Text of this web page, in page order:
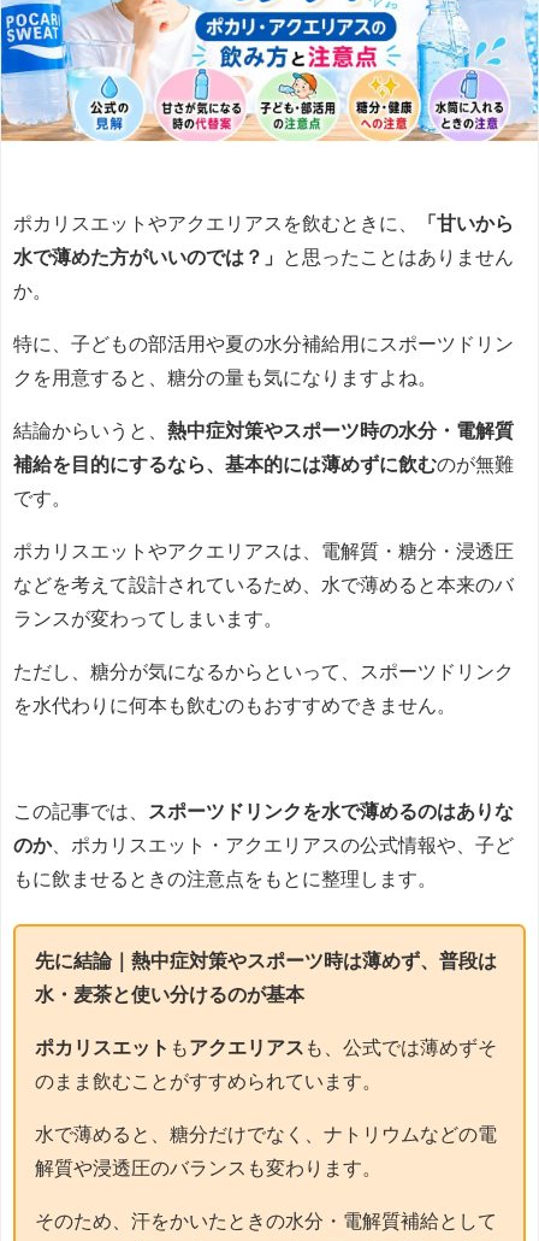
ポカリスエットやアクエリアスを飲むときに、
「甘いから
水で薄めた方がいいのでは？」
と思ったことはありません
か。
特に、子どもの部活用や夏の水分補給用にスポーツドリン
クを用意すると、糖分の量も気になりますよね。
結論からいうと、 熱中症対策やスポーツ時の水分・電解質
補給を目的にするなら、基本的には薄めずに飲むのが無難
です。
ポカリスエットやアクエリアスは、電解質・糖分・浸透圧
などを考えて設計されているため、水で薄めると本来のバ
ランスが変わってしまいます。
ただし、糖分が気になるからといって、スポーツドリンク
を水代わりに何本も飲むのもおすすめできません。
この記事では、
スポーツドリンクを水で薄めるのはありな
のか、ポカリスエット・アクエリアスの公式情報や、子ど
もに飲ませるときの注意点をもとに整理します。
先に結論｜熱中症対策やスポーツ時は薄めず、普段は
水・麦茶と使い分けるのが基本
ポカリスエット もアクエリアス も、公式では薄めずそ
のまま飲むことがすすめられています。
水で薄めると、糖分だけでなく、ナトリウムなどの電
解質や浸透圧のバランスも変わります。
そのため、汗をかいたときの水分・電解質補給として